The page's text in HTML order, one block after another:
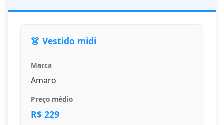
👗 Vestido midi
Marca
Amaro
Preço médio
R$ 229